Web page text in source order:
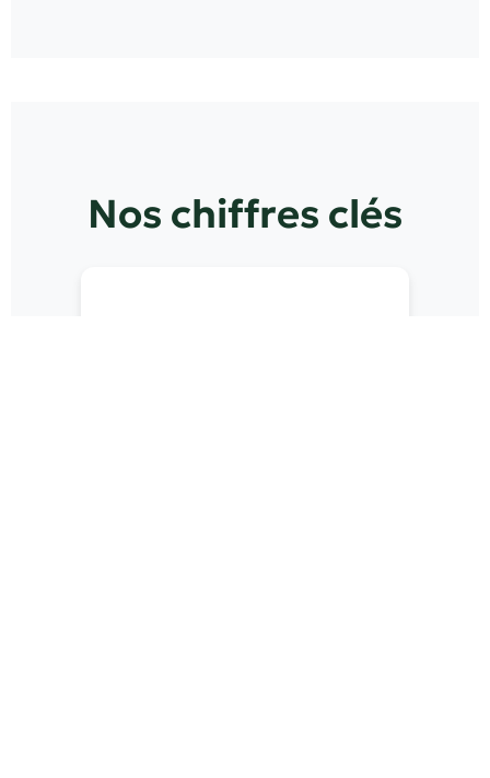
Nos chiffres clés